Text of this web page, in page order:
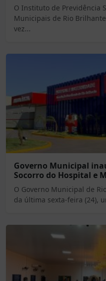
O Instituto de Previdência
Municipais de Rio
vez...
Governo Municipal
Socorro do Hospital e
O Governo Municipal de
da última sexta-feira (24),